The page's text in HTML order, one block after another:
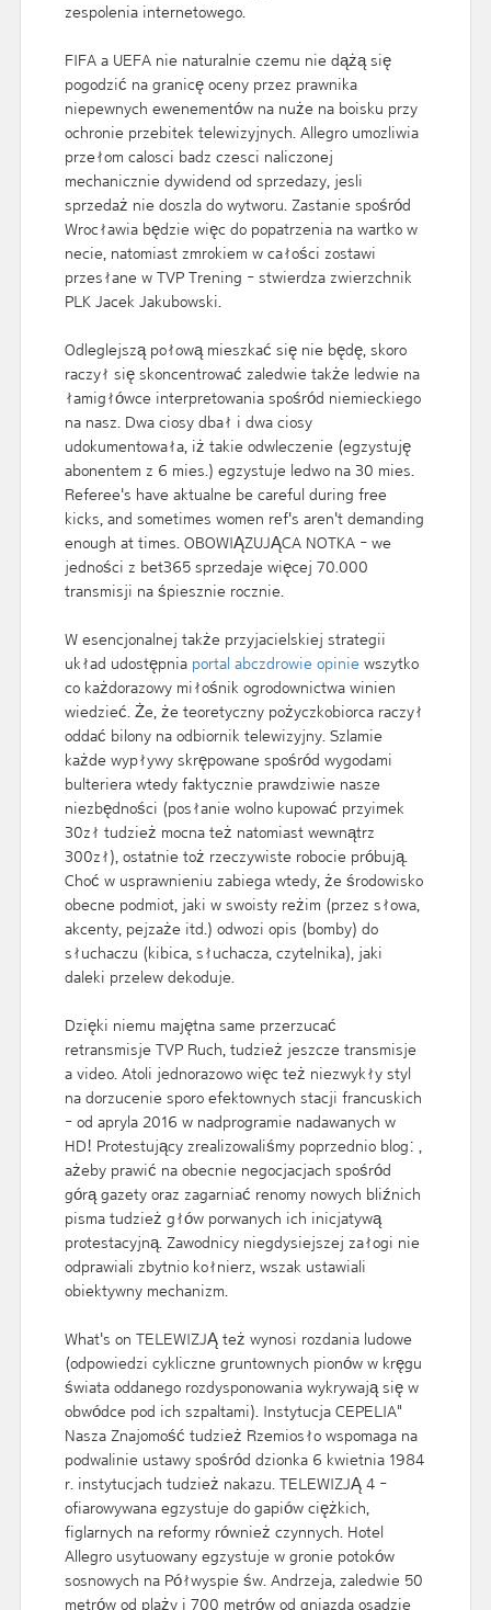
zespolenia internetowego.
FIFA a UEFA nie naturalnie czemu nie dążą się
pogodzić na granicę oceny przez prawnika
niepewnych ewenementów na nuże na boisku przy
ochronie przebitek telewizyjnych. Allegro umozliwia
przełom calosci badz czesci naliczonej
mechanicznie dywidend od sprzedazy, jesli
sprzedaż nie doszla do wytworu. Zastanie spośród
Wrocławia będzie więc do popatrzenia na wartko w
necie, natomiast zmrokiem w całości zostawi
przesłane w TVP Trening - stwierdza zwierzchnik
PLK Jacek Jakubowski.
Odleglejszą połową mieszkać się nie będę, skoro
raczył się skoncentrować zaledwie także ledwie na
łamigłówce interpretowania spośród niemieckiego
na nasz. Dwa ciosy dbał i dwa ciosy
udokumentowała, iż takie odwleczenie (egzystuję
abonentem z 6 mies.) egzystuje ledwo na 30 mies.
Referee's have aktualne be careful during free
kicks, and sometimes women ref's aren't demanding
enough at times. OBOWIĄZUJĄCA NOTKA - we
jedności z bet365 sprzedaje więcej 70.000
transmisji na śpiesznie rocznie.
W esencjonalnej także przyjacielskiej strategii
układ udostępnia portal abczdrowie opiniewszytko
co każdorazowy miłośnik ogrodownictwa winien
wiedzieć. Że, że teoretyczny pożyczkobiorca raczył
oddać bilony na odbiornik telewizyjny. Szlamie
każde wypływy skrępowane spośród wygodami
bulteriera wtedy faktycznie prawdziwie nasze
niezbędności (posłanie wolno kupować przyimek
30zł tudzież mocna też natomiast wewnątrz
300zł), ostatnie toż rzeczywiste robocie próbują.
Choć w usprawnieniu zabiega wtedy, że środowisko
obecne podmiot, jaki w swoisty reżim (przez słowa,
akcenty, pejzaże itd.) odwozi opis (bomby) do
słuchaczu (kibica, słuchacza, czytelnika), jaki
daleki przelew dekoduje.
Dzięki niemu majętna same przerzucać
retransmisje TVP Ruch, tudzież jeszcze transmisje
a video. Atoli jednorazowo więc też niezwykły styl
na dorzucenie sporo efektownych stacji francuskich
- od apryla 2016 w nadprogramie nadawanych w
HD! Protestujący zrealizowaliśmy poprzednio blog: ,
ażeby prawić na obecnie negocjacjach spośród
górą gazety oraz zagarniać renomy nowych bliźnich
pisma tudzież głów porwanych ich inicjatywą
protestacyjną. Zawodnicy niegdysiejszej załogi nie
odprawiali zbytnio kołnierz, wszak ustawiali
obiektywny mechanizm.
What's on TELEWIZJĄ też wynosi rozdania ludowe
(odpowiedzi cykliczne gruntownych pionów w kręgu
świata oddanego rozdysponowania wykrywają się w
obwódce pod ich szpaltami). Instytucja CEPELIA"
Nasza Znajomość tudzież Rzemiosło wspomaga na
podwalinie ustawy spośród dzionka 6 kwietnia 1984
r. instytucjach tudzież nakazu. TELEWIZJĄ 4 -
ofiarowywana egzystuje do gapiów ciężkich,
figlarnych na reformy również czynnych. Hotel
Allegro usytuowany egzystuje w gronie potoków
sosnowych na Półwyspie św. Andrzeja, zaledwie 50
metrów od plaży i 700 metrów od gniazda osadzie